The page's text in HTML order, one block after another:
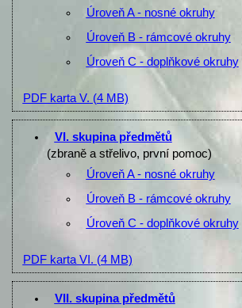
Úroveň A - nosné okruhy
Úroveň B - rámcové okruhy
Úroveň C - doplňkové okruhy
PDF karta V. (4 MB)
VI. skupina předmětů
(zbraně a střelivo, první pomoc)
Úroveň A - nosné okruhy
Úroveň B - rámcové okruhy
Úroveň C - doplňkové okruhy
PDF karta VI. (4 MB)
VII. skupina předmětů